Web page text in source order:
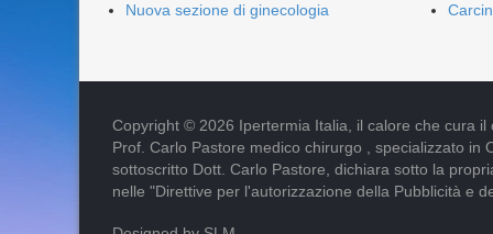
Nuova sezione di ginecologia
Copyright © 2026 Ipertermia Italia, il calore che cura il
Prof. Carlo Pastore medico chirurgo , specializzato in
sottoscritto Dott. Carlo Pastore, dichiara sotto la
nelle "Direttive per l'autorizzazione della Pubblicità e